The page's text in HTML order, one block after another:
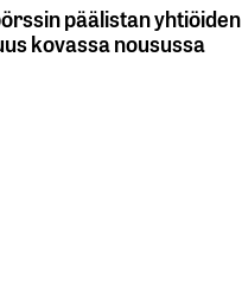
päälistan yhtiöiden
kovassa nousussa